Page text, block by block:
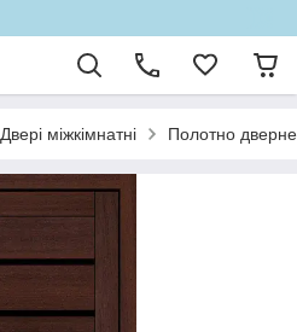
Двері міжкімнатні Полотно